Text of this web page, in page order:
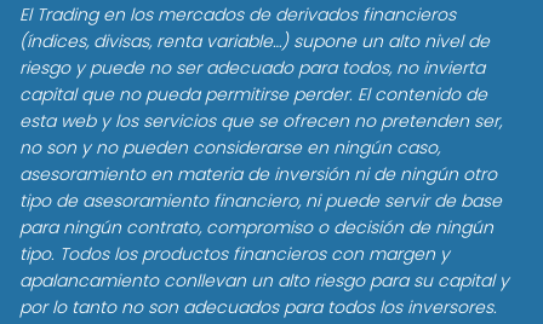
El Trading en los mercados de derivados financieros
(índices, divisas, renta variable…) supone un alto nivel de
riesgo y puede no ser adecuado para todos, no invierta
capital que no pueda permitirse perder. El contenido de
esta web y los servicios que se ofrecen no pretenden ser,
no son y no pueden considerarse en ningún caso,
asesoramiento en materia de inversión ni de ningún otro
tipo de asesoramiento financiero, ni puede servir de base
para ningún contrato, compromiso o decisión de ningún
tipo. Todos los productos financieros con margen y
apalancamiento conllevan un alto riesgo para su capital y
por lo tanto no son adecuados para todos los inversores.